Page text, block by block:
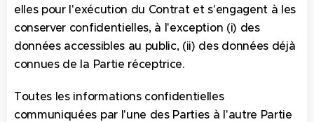
elles pour l'exécution du Contrat et s'engagent à les
conserver confidentielles, à l'exception (i) des
données accessibles au public, (ii) des données déjà
connues de la Partie réceptrice.
Toutes les informations confidentielles
communiquées par l'une des Parties à l'autre Partie